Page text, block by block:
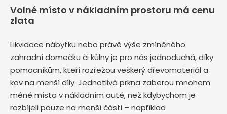
Volné místo v nákladním prostoru má cenu
zlata
Likvidace nábytku nebo právě výše zmíněného
zahradní domečku či kůlny je pro nás jednoduchá, díky
pomocníkům, kteří rozřežou veškerý dřevomateriál a
kov na menší díly. Jednotlivá prkna zaberou mnohem
méně místa v nákladním autě, než kdybychom je
rozbíjeli pouze na menší části – například